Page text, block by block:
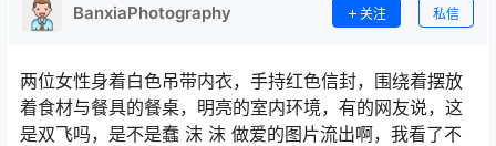
BanxiaPhotography 关注 私信
两位女性身着白色吊带内衣，手持红色信封，围绕着摆放
着食材与餐具的餐桌，明亮的室内环境，有的网友说，这
是双飞吗，是不是蠢 沫 沫 做爱的图片流出啊，我看了不